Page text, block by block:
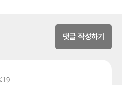
댓글 작성하기